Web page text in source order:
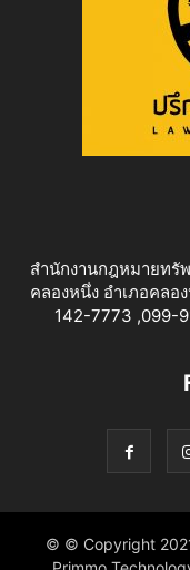
สำนักงานกฎหมายทรั
คลองหนึ่ง อำเภอคลอ
142-7773 ,099-
© © Copyright